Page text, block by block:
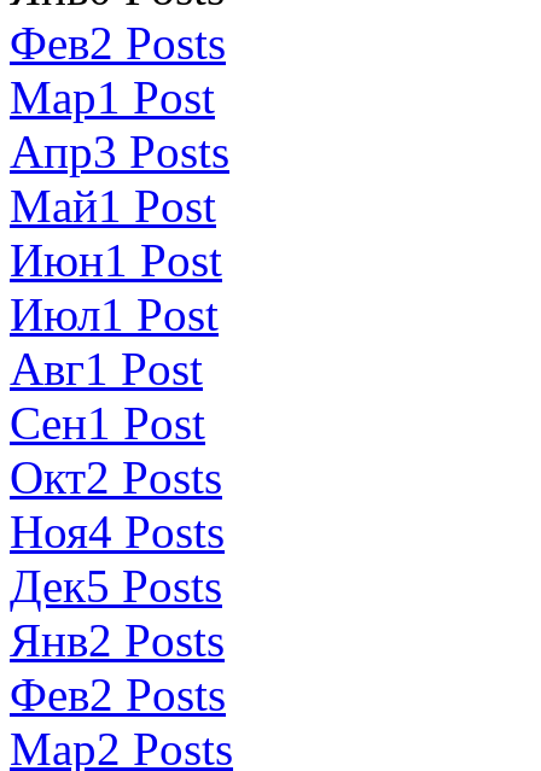
Фев2 Posts
Мар1 Post
Апр3 Posts
Май1 Post
Июн1 Post
Июл1 Post
Авг1 Post
Сен1 Post
Окт2 Posts
Ноя4 Posts
Дек5 Posts
Янв2 Posts
Фев2 Posts
Мар2 Posts